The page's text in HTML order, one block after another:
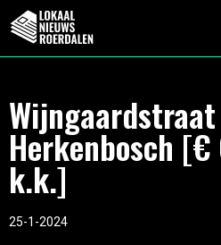
Herkenbosch
k.k.]
25-1-2024